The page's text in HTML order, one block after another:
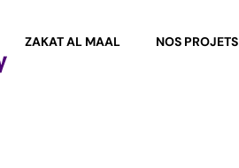
ZAKAT AL MAAL NOS PROJETS